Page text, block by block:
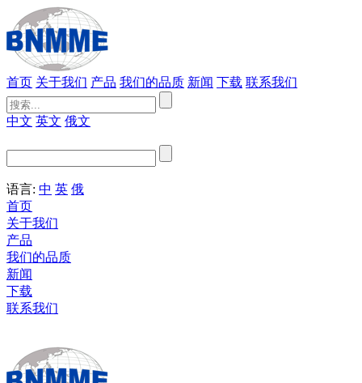
首页 关于我们 产品 我们的品质 新闻 下载 联系我们
中文 英文 俄文
语言: 中 英 俄
首页
关于我们
产品
我们的品质
新闻
下载
联系我们